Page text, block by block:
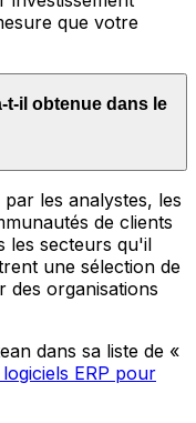
que votre
t-il obtenue dans le
les analystes, les
de clients
les secteurs qu'il
une sélection de
des organisations
dans sa liste de «
ERP pour